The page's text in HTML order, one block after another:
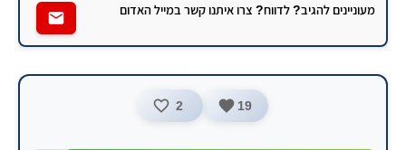
מעוניינים להגיב? לדווח? צרו איתנו קשר במייל האדום
19
2